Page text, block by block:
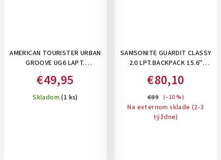
AMERICAN TOURISTER URBAN
GROOVE UG6 LAPT.
BATOH NA NOTEBOOK, 26 L
€49,95
Skladom(1 ks)
SAMSONITE GUARDIT CLASSY
2.0 LPT.BACKPACK 15.6"
€80,10
€89 (–10 %)
Na externom sklade (2-3
týždne)